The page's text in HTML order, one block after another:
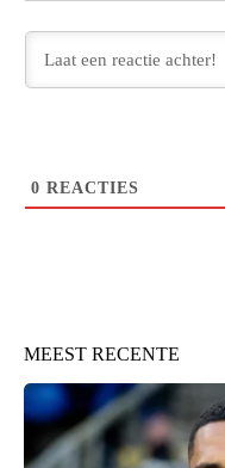
0 REACTIES
MEEST RECENTE